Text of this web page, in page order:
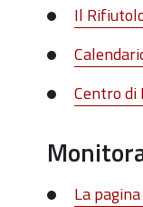
Il
Centro di
La